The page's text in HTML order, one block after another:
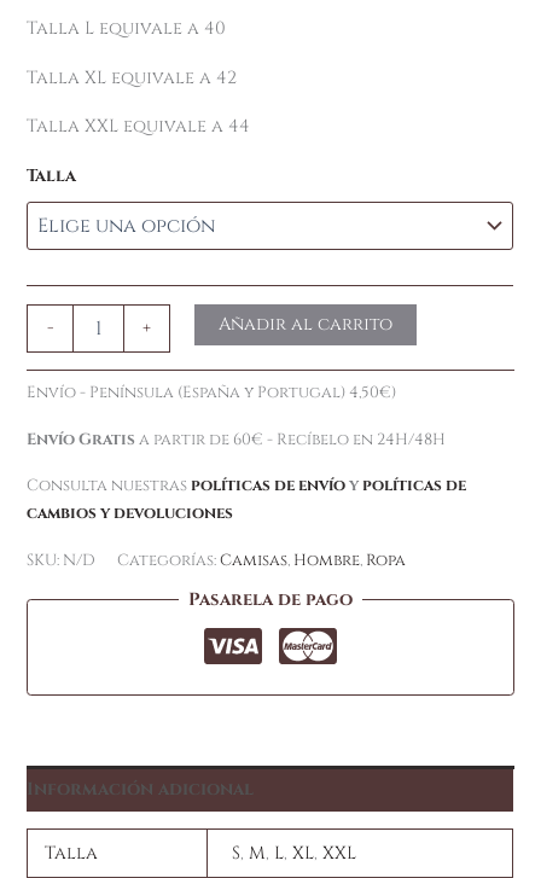
Talla L equivale a 40
Talla XL equivale a 42
Talla XXL equivale a 44
Talla
- + Añadir al carrito
Envío - Península (España y Portugal) 4,50€)
Envío Gratis a partir de 60€ - Recíbelo en 24H/48H
Consulta nuestras políticas de envíoy políticas de
cambios y devoluciones
SKU: N/D Categorías:Camisas, Hombre, Ropa
Pasarela de pago
Información adicional
Talla S, M, L, XL, XXL